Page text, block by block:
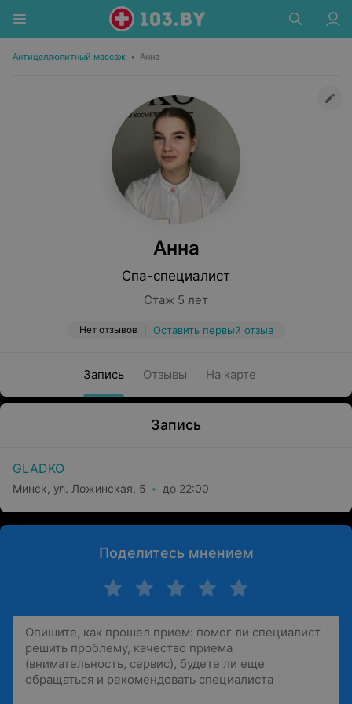
Антицеллюлитный массаж • Анна
Анна
Спа-специалист
Стаж 5 лет
Нет отзывов Оставить первый отзыв
Запись Отзывы На карте
Запись
GLADKO
Минск, ул. Ложинская, 5 до 22:00
Поделитесь мнением